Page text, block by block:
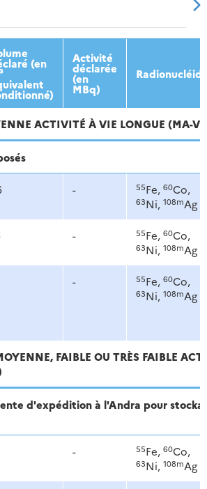
2015 2016
(en Activité
déclarée
(en
MBq)
ACTIVITÉ À VIE LONGUE (MA-
- 55Fe, 60Co,
63Ni, 108mAg
- 55Fe, 60Co,
63Ni, 108mAg
- 55Fe, 60Co,
63Ni, 108mAg
FAIBLE OU TRÈS FAIBLE
d'expédition à l'Andra pour
- 55Fe, 60Co,
63Ni, 108mAg